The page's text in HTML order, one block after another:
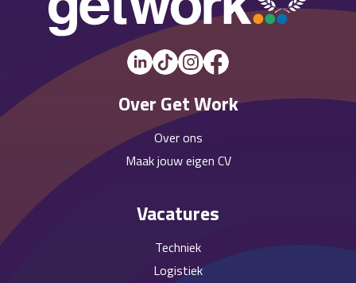
Over Get Work
Over ons
Maak jouw eigen CV
Vacatures
Techniek
Logistiek